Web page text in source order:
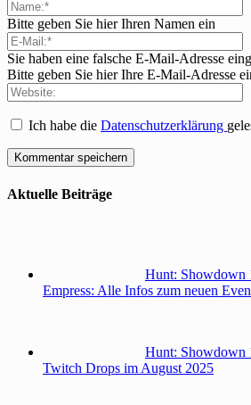
Bitte geben Sie hier Ihren Namen ein
Sie haben eine falsche E-Mail-Adresse
Bitte geben Sie hier Ihre E-Mail-Adresse
Ich habe die Datenschutzerklärung
Aktuelle Beiträge
Hunt: Showdown
Empress: Alle Infos zum neuen
Hunt: Showdown
Twitch Drops im August 2025